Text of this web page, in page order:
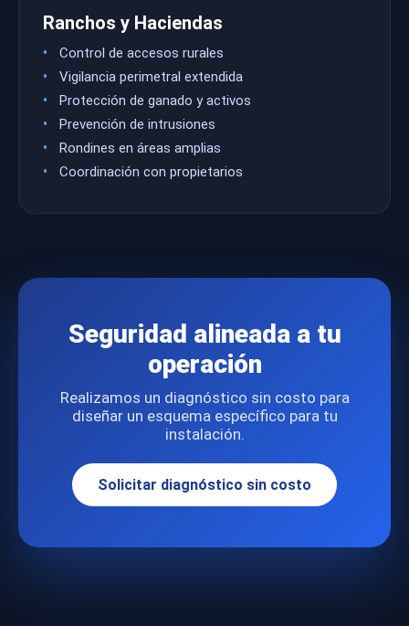
Ranchos y Haciendas
Control de accesos rurales
Vigilancia perimetral extendida
Protección de ganado y activos
Prevención de intrusiones
Rondines en áreas amplias
Coordinación con propietarios
Seguridad alineada a tu
operación
Realizamos un diagnóstico sin costo para
diseñar un esquema específico para tu
instalación.
Solicitar diagnóstico sin costo